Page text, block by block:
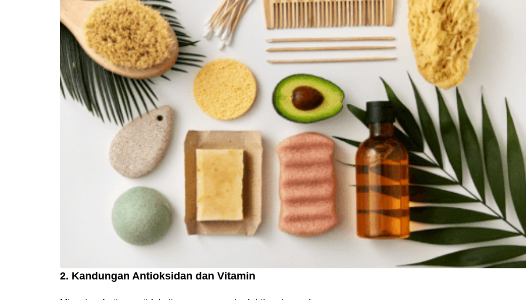
2. Kandungan Antioksidan dan Vitamin